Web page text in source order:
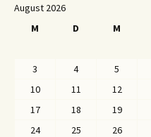
August 2026
M
D M
3
4 5
10
11 12
17
18 19
24
25 26